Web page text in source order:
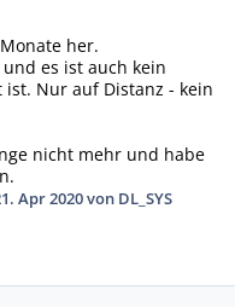
her.
es ist auch kein
Nur auf Distanz - kein
nicht mehr und habe
Apr 2020von DL_SYS